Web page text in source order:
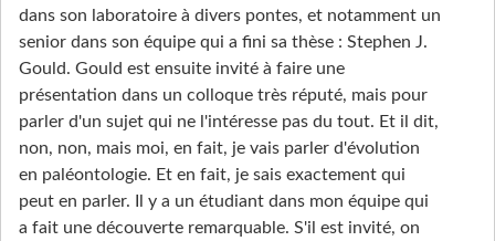
dans son laboratoire à divers pontes, et notamment un
senior dans son équipe qui a fini sa thèse : Stephen J.
Gould. Gould est ensuite invité à faire une
présentation dans un colloque très réputé, mais pour
parler d'un sujet qui ne l'intéresse pas du tout. Et il dit,
non, non, mais moi, en fait, je vais parler d'évolution
en paléontologie. Et en fait, je sais exactement qui
peut en parler. Il y a un étudiant dans mon équipe qui
a fait une découverte remarquable. S'il est invité, on